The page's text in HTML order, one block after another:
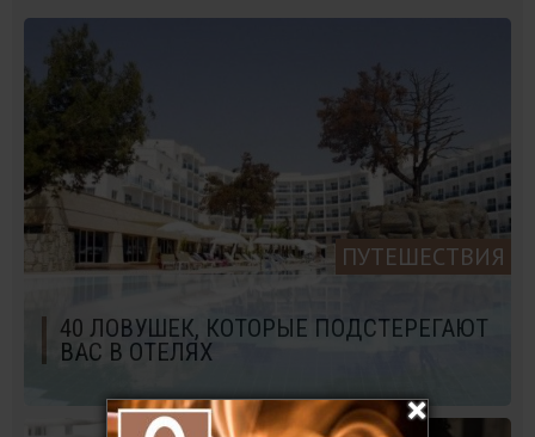
ПУТЕШЕСТВИЯ
40 ЛОВУШЕК, КОТОРЫЕ ПОДСТЕРЕГАЮТ
ВАС В ОТЕЛЯХ